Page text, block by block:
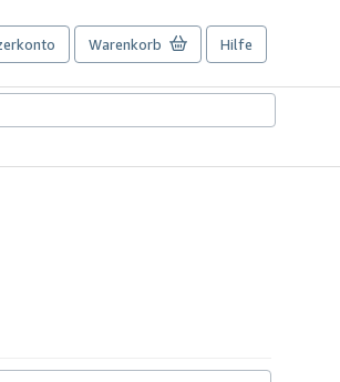
Warenkorb Hilfe